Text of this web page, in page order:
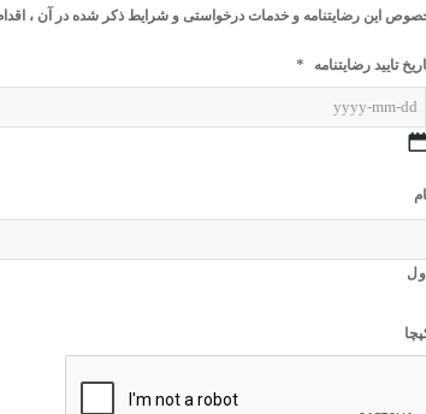
این رضایتنامه و خدمات درخواستی و شرایط ذکر شده در آن ، اقدام
تایید رضایتنامه *
YYYY
dash
اول